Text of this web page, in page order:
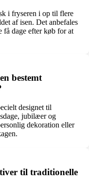
i fryseren i op til flere
af isen. Det anbefales
få dage efter køb for at
bestemt
designet til
jubilæer og
dekoration eller
til traditionelle